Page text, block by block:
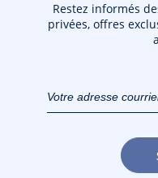
Restez informés
privées, offres
(exemple :